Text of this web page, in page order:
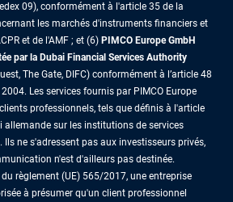
09), conformément à l'article 35 de la
les marchés d'instruments financiers et
et de l'AMF ; et (6) PIMCO Europe GmbH
par la Dubai Financial Services Authority
The Gate, DIFC) conformément à l’article 48
Les services fournis par PIMCO Europe
professionnels, tels que définis à l'article
allemande sur les institutions de services
Ils ne s'adressent pas aux investisseurs privés,
n'est d'ailleurs pas destinée.
règlement (UE) 565/2017, une entreprise
à présumer qu'un client professionnel